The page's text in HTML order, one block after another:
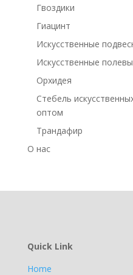
Гвоздики
Гиацинт
Искусственные
Искусственные
Орхидея
Стебель
оптом
Трандафир
О нас
Quick Link
Home